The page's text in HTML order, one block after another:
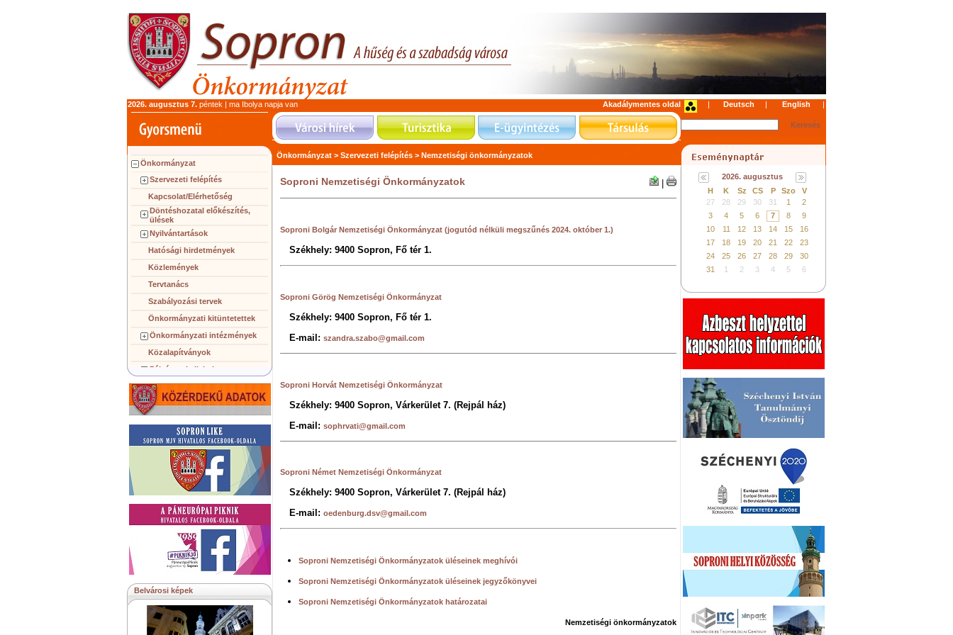
2026. augusztus 7. péntek | ma Ibolya napja van | | |
Akadálymentes oldal
Önkormányzat
Szervezeti felépítés
Kapcsolat/Elérhetőség
Döntéshozatal előkészítés,
ülések
Nyilvántartások
Hatósági hirdetmények
Közlemények
Tervtanács
Szabályozási tervek
Önkormányzati kitüntetettek
Önkormányzati intézmények
Közalapítványok
Pályázatok, licitek
Koncepciók, tervezetek
Településképi követelmények
Közérdekű információk
Testvérvárosok
Belvárosi képek
Önkormányzat > Szervezeti felépítés > Nemzetiségi önkormányzatok
Soproni Nemzetiségi Önkormányzatok
Soproni Bolgár Nemzetiségi Önkormányzat (jogutód nélküli megszűnés 2024. október 1.)
Székhely: 9400 Sopron, Fő tér 1.
Soproni Görög Nemzetiségi Önkormányzat
Székhely: 9400 Sopron, Fő tér 1.
E-mail: szandra.szabo@gmail.com
Soproni Horvát Nemzetiségi Önkormányzat
Székhely: 9400 Sopron, Várkerület 7. (Rejpál ház)
E-mail: sophrvati@gmail.com
Soproni Német Nemzetiségi Önkormányzat
Székhely: 9400 Sopron, Várkerület 7. (Rejpál ház)
E-mail: oedenburg.dsv@gmail.com
Soproni Nemzetiségi Önkormányzatok üléseinek meghívói
Soproni Nemzetiségi Önkormányzatok üléseinek jegyzőkönyvei
Soproni Nemzetiségi Önkormányzatok határozatai
Nemzetiségi önkormányzatok
2026. augusztus
H
K Sz CS P Szo
V
27
28 29 30 31 1
2
3
4 5 6 7 8
9
10
11 12 13 14 15
16
17
18 19 20 21 22
23
24
25 26 27 28 29
30
31
1 2 3 4 5 6